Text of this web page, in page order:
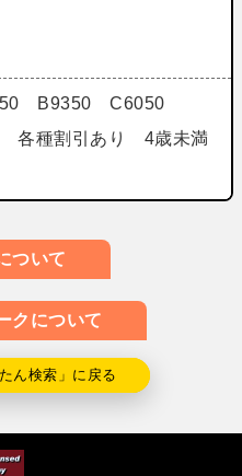
B9350 C6050
種割引あり 4歳未満
ついて
クについて
ん検索」に戻る